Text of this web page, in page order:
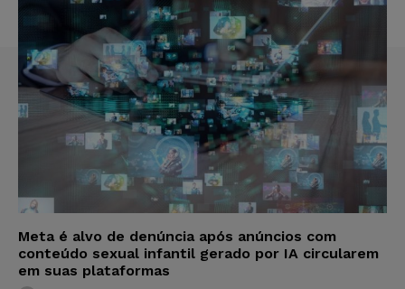
Meta é alvo de denúncia após anúncios com
conteúdo sexual infantil gerado por IA circularem
em suas plataformas